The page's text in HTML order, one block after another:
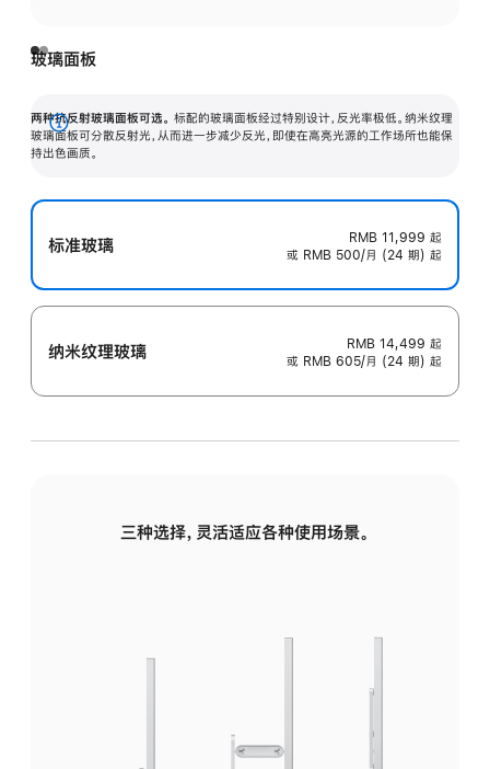
玻璃面板
两种抗反射玻璃面板可选。 标配的玻璃面板经过特别设计，反光率极低。纳米纹理
玻璃面板可分散反射光，从而进一步减少反光，即使在高亮光源的工作场所也能保
持出色画质。
展
开
标准玻璃 RMB 11,999 起
或 RMB 500/月 (24 期) 起
纳米纹理玻璃 RMB 14,499 起
或 RMB 605/月 (24 期) 起
三种选择，灵活适应各种使用场景。